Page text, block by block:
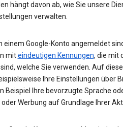
hängt davon ab, wie Sie unsere
verwalten.
einem Google-Konto angemeldet
miteindeutigen Kennungen, die mit
welche Sie verwenden. Auf
Ihre Einstellungen über
Beispiel Ihre bevorzugte Sprache
Werbung auf Grundlage Ihrer